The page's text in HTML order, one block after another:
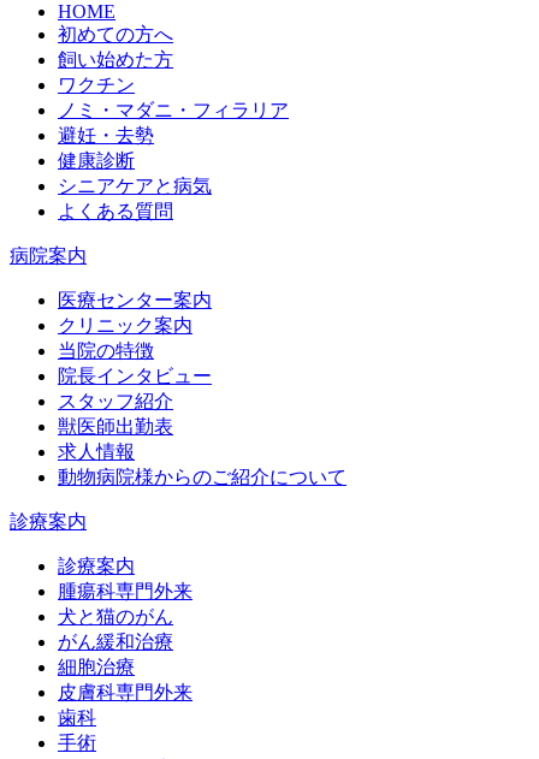
HOME
初めての方へ
飼い始めた方
ワクチン
ノミ・マダニ・フィラリア
避妊・去勢
健康診断
シニアケアと病気
よくある質問
病院案内
医療センター案内
クリニック案内
当院の特徴
院長インタビュー
スタッフ紹介
獣医師出勤表
求人情報
動物病院様からのご紹介について
診療案内
診療案内
腫瘍科専門外来
犬と猫のがん
がん緩和治療
細胞治療
皮膚科専門外来
歯科
手術